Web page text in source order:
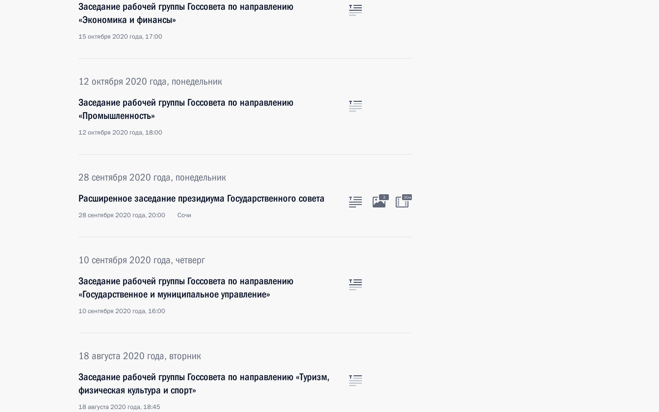
Заседание рабочей группы Госсовета по направлению
«Экономика и финансы»
15 октября 2020 года, 17:00
12 октября 2020 года, понедельник
Заседание рабочей группы Госсовета по направлению
«Промышленность»
12 октября 2020 года, 18:00
28 сентября 2020 года, понедельник
Расширенное заседание президиума Государственного совета
28 сентября 2020 года, 20:00 Сочи
3 30м
10 сентября 2020 года, четверг
Заседание рабочей группы Госсовета по направлению
«Государственное и муниципальное управление»
10 сентября 2020 года, 16:00
18 августа 2020 года, вторник
Заседание рабочей группы Госсовета по направлению «Туризм,
физическая культура и спорт»
18 августа 2020 года, 18:45